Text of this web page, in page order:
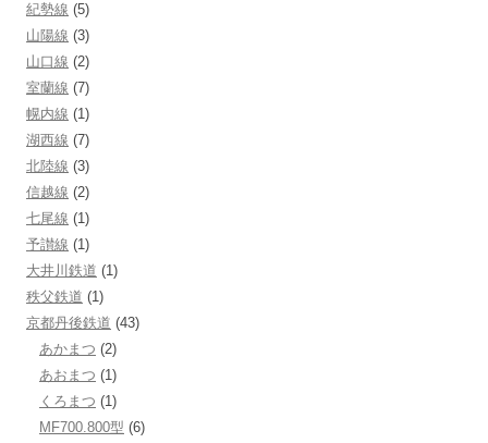
紀勢線 (5)
山陽線 (3)
山口線 (2)
室蘭線 (7)
幌内線 (1)
湖西線 (7)
北陸線 (3)
信越線 (2)
七尾線 (1)
予讃線 (1)
大井川鉄道 (1)
秩父鉄道 (1)
京都丹後鉄道 (43)
あかまつ (2)
あおまつ (1)
くろまつ (1)
MF700.800型 (6)